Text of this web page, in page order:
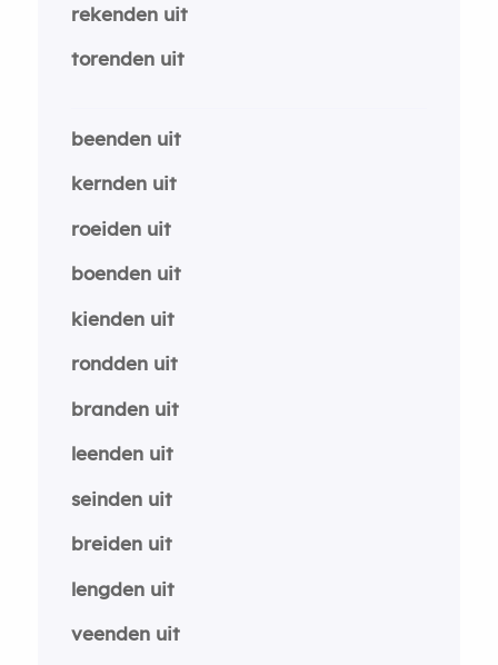
rekenden uit
torenden uit
beenden uit
kernden uit
roeiden uit
boenden uit
kienden uit
rondden uit
branden uit
leenden uit
seinden uit
breiden uit
lengden uit
veenden uit